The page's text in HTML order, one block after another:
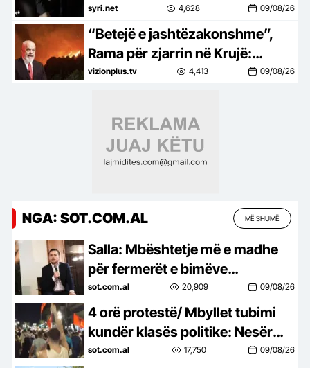
terren: Banorët në ankth, po
luftojnë me flakët
syri.net 4,628 09/08/26
“Betejë e jashtëzakonshme”,
Rama për zjarrin në Krujë:
Bilanci mund të kishte qenë
vizionplus.tv 4,413 09/08/26
NGA: SOT.COM.AL MË SHUMË
Salla: Mbështetje më e madhe
për fermerët e bimëve
mjekësore nga programi
‘Dyfisho Ndërmarrjen Tënde
sot.com.al 20,909 09/08/26
4 orë protestë/ Mbyllet tubimi
kundër klasës politike: Nesër
më shumë!
sot.com.al 17,750 09/08/26